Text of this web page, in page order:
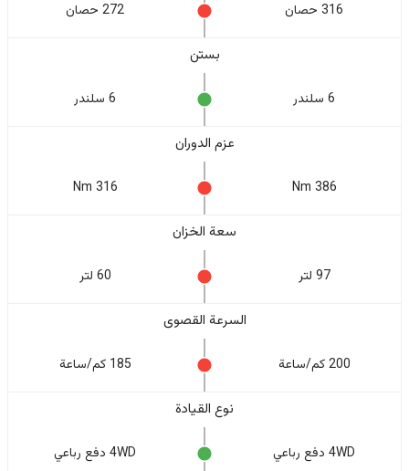
316 حصان 272 حصان
بستن
6 سلندر 6 سلندر
عزم الدوران
386 Nm
316 Nm
سعة الخزان
97 لتر 60 لتر
السرعة القصوى
200 كم/ساعة 185 كم/ساعة
نوع القيادة
4WD دفع رباعي 4WD دفع رباعي